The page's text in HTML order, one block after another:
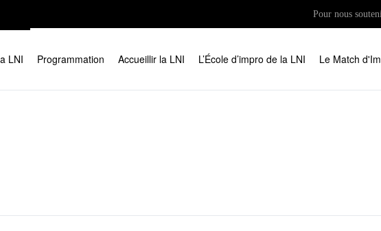
Pour nous
LNI Programmation Accueillir la LNI L’École d’impro de la LNI Le Match